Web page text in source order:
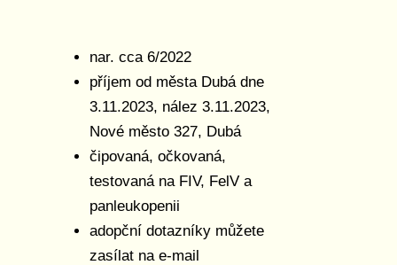
nar. cca 6/2022
příjem od města Dubá dne
3.11.2023, nález 3.11.2023,
Nové město 327, Dubá
čipovaná, očkovaná,
testovaná na FIV, FelV a
panleukopenii
adopční dotazníky můžete
zasílat na e-mail